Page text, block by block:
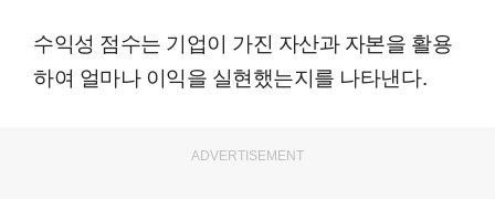
수익성 점수는 기업이 가진 자산과 자본을 활용
하여 얼마나 이익을 실현했는지를 나타낸다.
ADVERTISEMENT